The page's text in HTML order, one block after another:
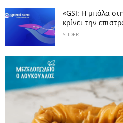
«GSI: Η μπάλα
κρίνει την
SLIDER